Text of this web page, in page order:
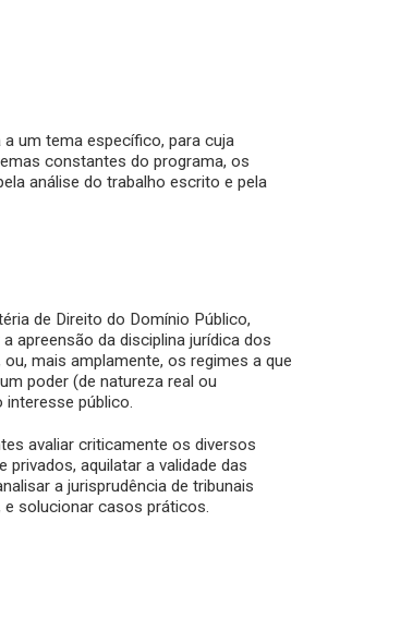
um tema específico, para cuja
constantes do programa, os
análise do trabalho escrito e pela
de Direito do Domínio Público,
apreensão da disciplina jurídica dos
mais amplamente, os regimes a que
poder (de natureza real ou
público.
avaliar criticamente os diversos
aquilatar a validade das
a jurisprudência de tribunais
solucionar casos práticos.